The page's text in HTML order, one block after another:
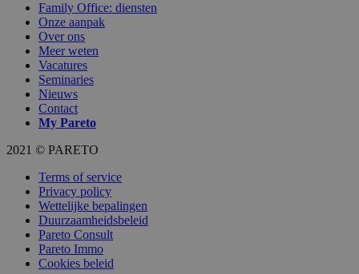
Family Office: diensten
Onze aanpak
Over ons
Meer weten
Vacatures
Seminaries
Nieuws
Contact
My Pareto
2021 © PARETO
Terms of service
Privacy policy
Wettelijke bepalingen
Duurzaamheidsbeleid
Pareto Consult
Pareto Immo
Cookies beleid